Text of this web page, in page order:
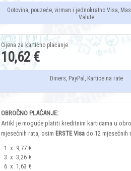
Gotovina, pouzeće, virman i jednokratno Visa,
Valute
10,62 €
Diners, PayPal, Kartice na rate
OBROČNO PLAĆANJE:
Artikl je moguće platiti kreditnim karticama u
mjesečnih rata, osim ERSTE Visa do 12 mjesečnih
1 x 9,77 €
3 x 3,26 €
6 x 1,63 €